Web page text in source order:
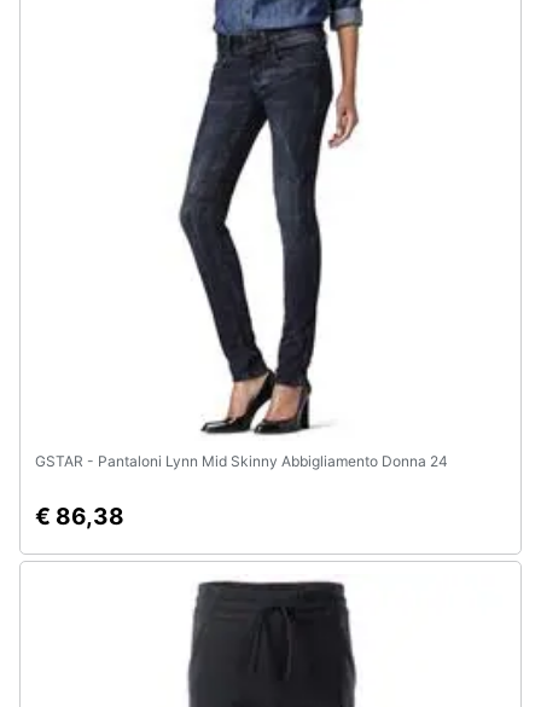
GSTAR - Pantaloni Lynn Mid Skinny Abbigliamento Donna 24
€ 86,38